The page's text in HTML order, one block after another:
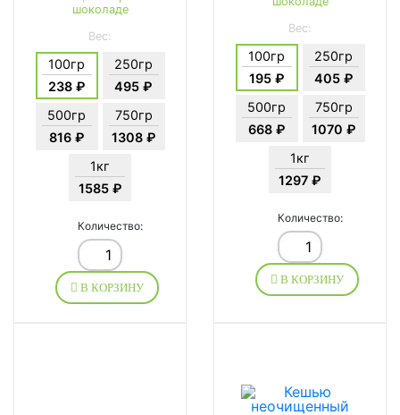
шоколаде
Вес:
100гр
238 ₽
250гр
495 ₽
500гр
816 ₽
750гр
1308 ₽
1кг
1585 ₽
Количество:
В КОРЗИНУ
Вес:
100гр
195 ₽
250гр
405 ₽
500гр
668 ₽
750гр
1070 ₽
1кг
1297 ₽
Количество:
В КОРЗИНУ